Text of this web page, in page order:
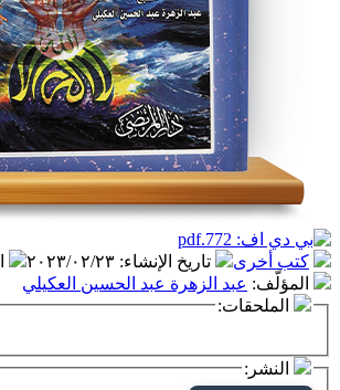
كتب أخرى تاريخ الإنشاء: ٢٠٢٣/٠٢/٢٣
المؤلّف: عبد الزهرة عبد الحسين العكيلي
الملحقات:
النشر: